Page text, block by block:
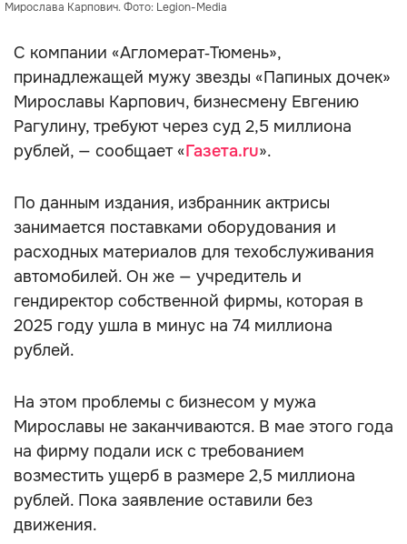
Мирослава Карпович. Фото: Legion-Media
С компании «Агломерат‑Тюмень»,
принадлежащей мужу звезды «Папиных дочек»
Мирославы Карпович, бизнесмену Евгению
Рагулину, требуют через суд 2,5 миллиона
рублей, — сообщает «Газета.ru».
По данным издания, избранник актрисы
занимается поставками оборудования и
расходных материалов для техобслуживания
автомобилей. Он же — учредитель и
гендиректор собственной фирмы, которая в
2025 году ушла в минус на 74 миллиона
рублей.
На этом проблемы с бизнесом у мужа
Мирославы не заканчиваются. В мае этого года
на фирму подали иск с требованием
возместить ущерб в размере 2,5 миллиона
рублей. Пока заявление оставили без
движения.